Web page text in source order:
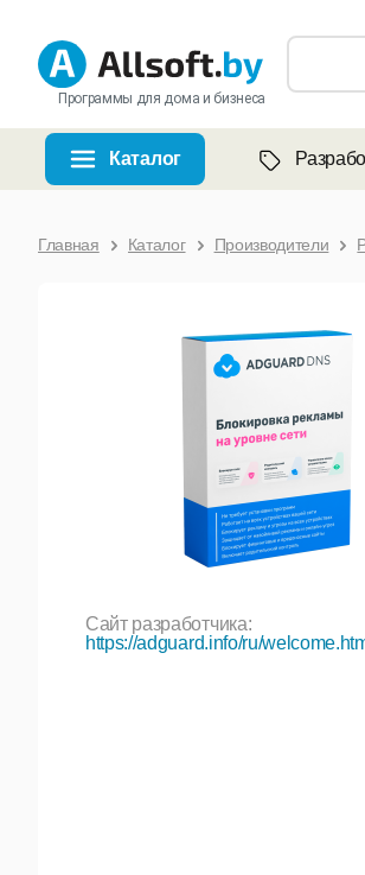
Программы для дома и бизнеса
Каталог
Главная Каталог Производители
Сайт разработчика:
https://adguard.info/ru/